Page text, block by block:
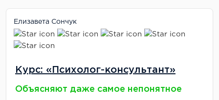
Елизавета Сончук
Курс: «Психолог-консультант»
Объясняют даже самое непонятное